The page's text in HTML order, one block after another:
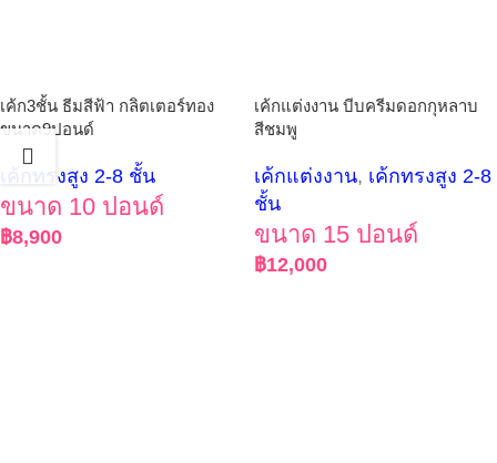
เค้ก3ชั้น ธีมสีฟ้า กลิตเตอร์ทอง
ขนาด9ปอนด์
เค้กทรงสูง 2-8 ชั้น
ขนาด 10 ปอนด์
฿8,900
เค้กแต่งงาน บีบครีมดอกกุหลาบ
สีชมพู
เค้กแต่งงาน, เค้กทรงสูง 2-8
ชั้น
ขนาด 15 ปอนด์
฿12,000